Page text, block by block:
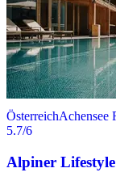
ÖsterreichAchensee
5.7/6
Alpiner Lifestyle